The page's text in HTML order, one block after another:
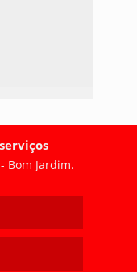
Bom Jardim.